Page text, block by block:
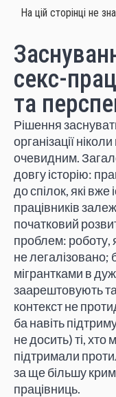
На цій сторінці не
секс-
та
Рішення
організації
очевидним.
довгу історію:
до спілок, які вже
працівників
початковий
проблем: роботу,
не легалізовано;
мігрантками в
заарештовують
контекст не
ба навіть
не досить) ті, хто
підтримали
за ще більшу
працівниць.